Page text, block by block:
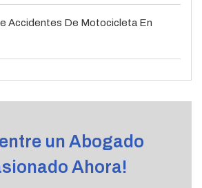
Accidentes De Motocicleta En
un Abogado
Ahora!